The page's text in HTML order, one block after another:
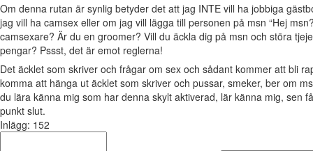
Om denna rutan är synlig betyder det att jag INTE vill ha jobbiga
jag vill ha camsex eller om jag vill lägga till personen på msn “Hej
camsexare? Är du en groomer? Vill du äckla dig på msn och störa
pengar? Pssst, det är emot reglerna!
Det äcklet som skriver och frågar om sex och sådant kommer att bli
komma att hänga ut äcklet som skriver och pussar, smeker, ber om
du lära känna mig som har denna skylt aktiverad, lär känna mig,
punkt slut.
Inlägg: 152